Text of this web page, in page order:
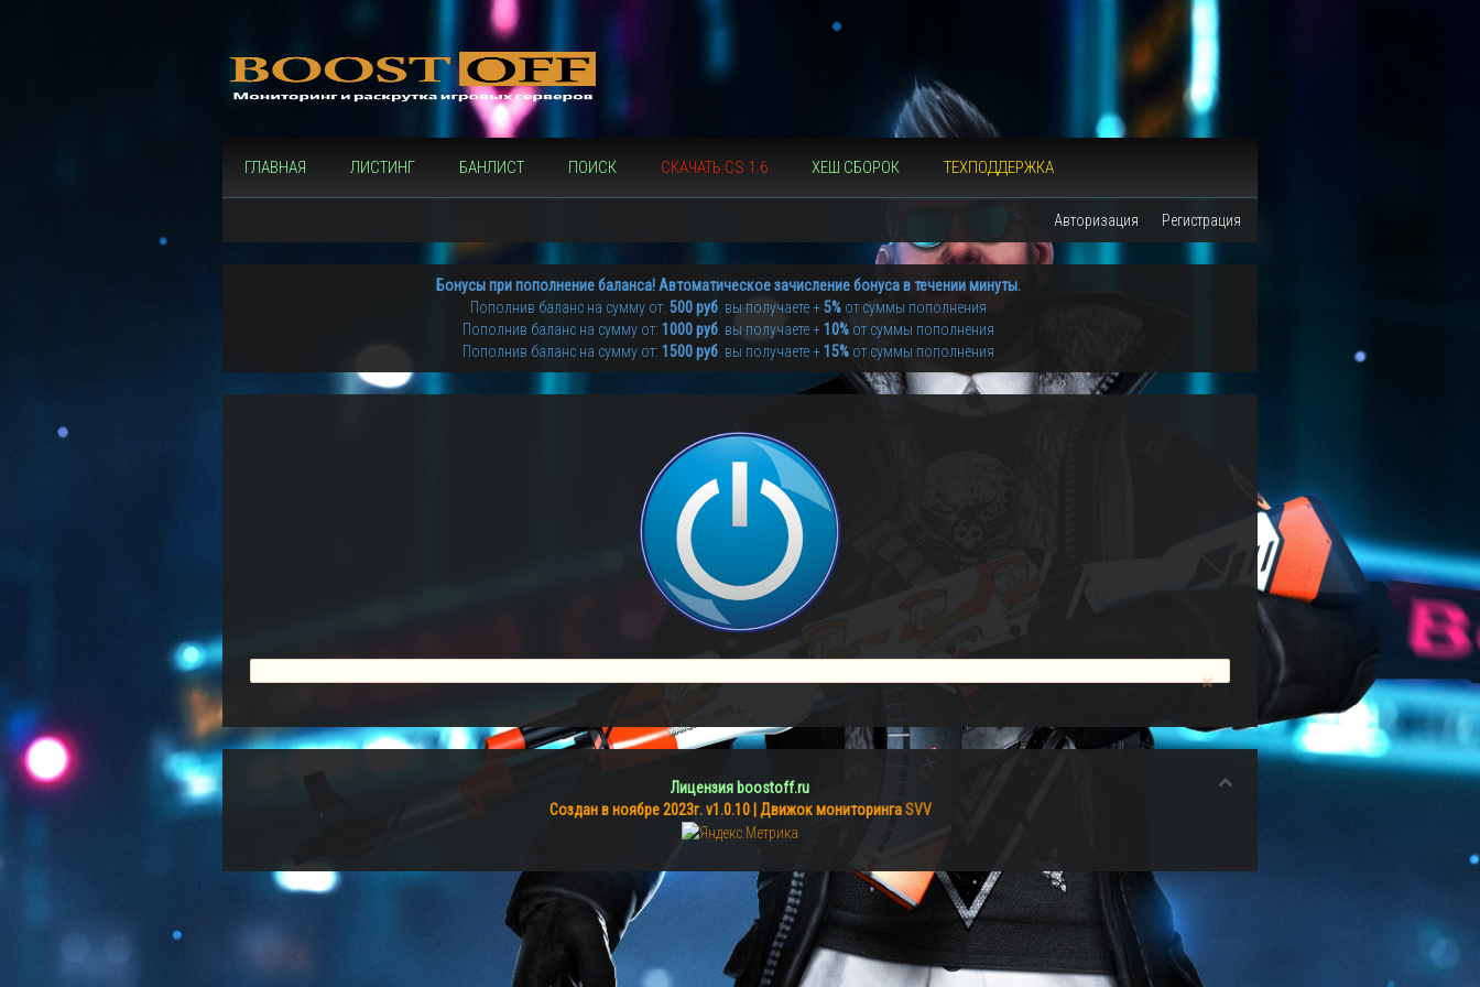
ГЛАВНАЯ ЛИСТИНГ БАНЛИСТ ПОИСК СКАЧАТЬ CS 1.6 ХЕШ СБОРОК ТЕХПОДДЕРЖКА
Авторизация Регистрация
Бонусы при пополнение баланса! Автоматическое зачисление бонуса в течении минуты.
Пополнив баланс на сумму от: 500 руб . вы получаете +5% от суммы пополнения
Пополнив баланс на сумму от: 1000 руб . вы получаете +10% от суммы пополнения
Пополнив баланс на сумму от: 1500 руб . вы получаете +15% от суммы пополнения
Лицензия boostoff.ru
Создан в ноябре 2023г. v1.0.10 | Движок мониторингаSVV